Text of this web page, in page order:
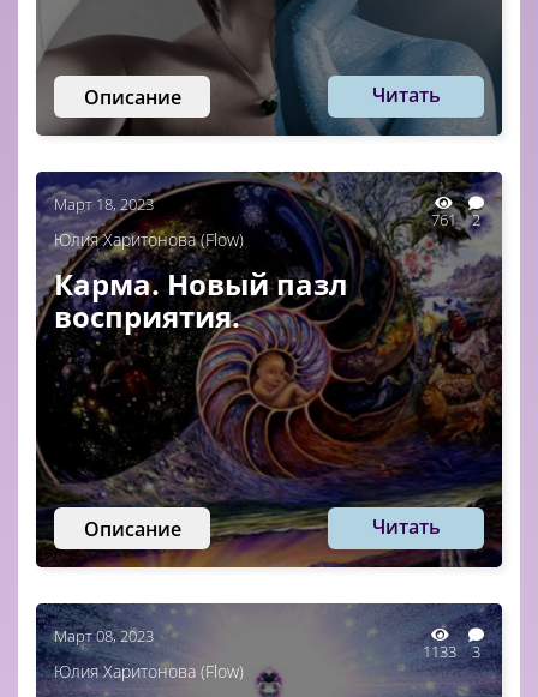
Описание Читать
Март 18, 2023
761 2
Юлия Харитонова (Flow)
Карма. Новый пазл
восприятия.
Описание Читать
Март 08, 2023
1133 3
Юлия Харитонова (Flow)